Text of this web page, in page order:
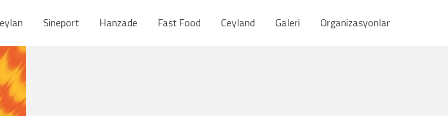
Sineport Hanzade Fast Food Ceyland Galeri Organizasyonlar